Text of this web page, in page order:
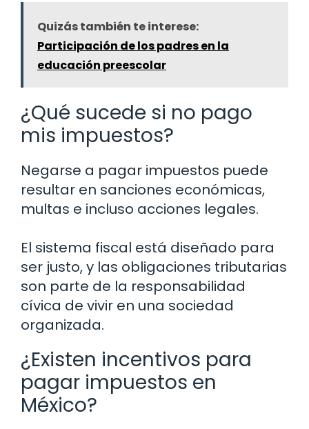
Quizás también te interese:
Participación de los padres en la
educación preescolar
¿Qué sucede si no pago
mis impuestos?
Negarse a pagar impuestos puede
resultar en sanciones económicas,
multas e incluso acciones legales.
El sistema fiscal está diseñado para
ser justo, y las obligaciones tributarias
son parte de la responsabilidad
cívica de vivir en una sociedad
organizada.
¿Existen incentivos para
pagar impuestos en
México?